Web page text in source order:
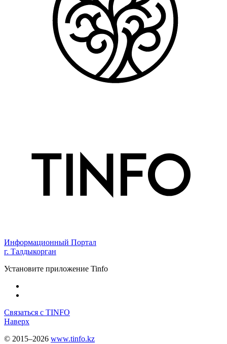
Информационный Портал
г. Талдыкорган
Установите приложение Tinfo
Связаться с TINFO
Наверх
© 2015–2026 www.tinfo.kz